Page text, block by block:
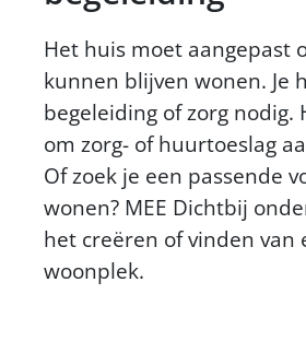
Het huis moet aangepast
kunnen blijven wonen. Je
begeleiding of zorg nodig.
om zorg- of huurtoeslag
Of zoek je een passende
wonen? MEE Dichtbij
het creëren of vinden van
woonplek.